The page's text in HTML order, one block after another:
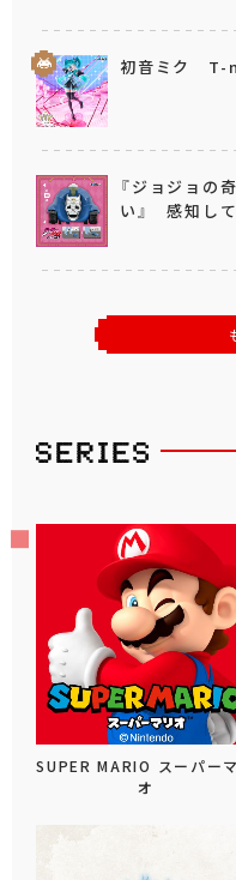
初音ミク T-
『ジョジョの
い』 感知し
SUPER MARIO スーパー
オ